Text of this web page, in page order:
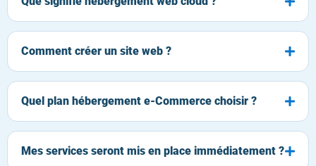
Comment créer un site web ?
Quel plan hébergement e-Commerce choisir ?
Mes services seront mis en place immédiatement ?